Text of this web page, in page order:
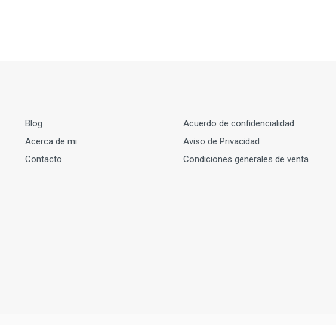
Blog
Acerca de mi
Contacto
Acuerdo de confidencialidad
Aviso de Privacidad
Condiciones generales de venta